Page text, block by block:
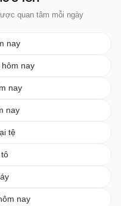
quan tâm mỗi ngày
nay
nay
nay
nay
tệ
nay